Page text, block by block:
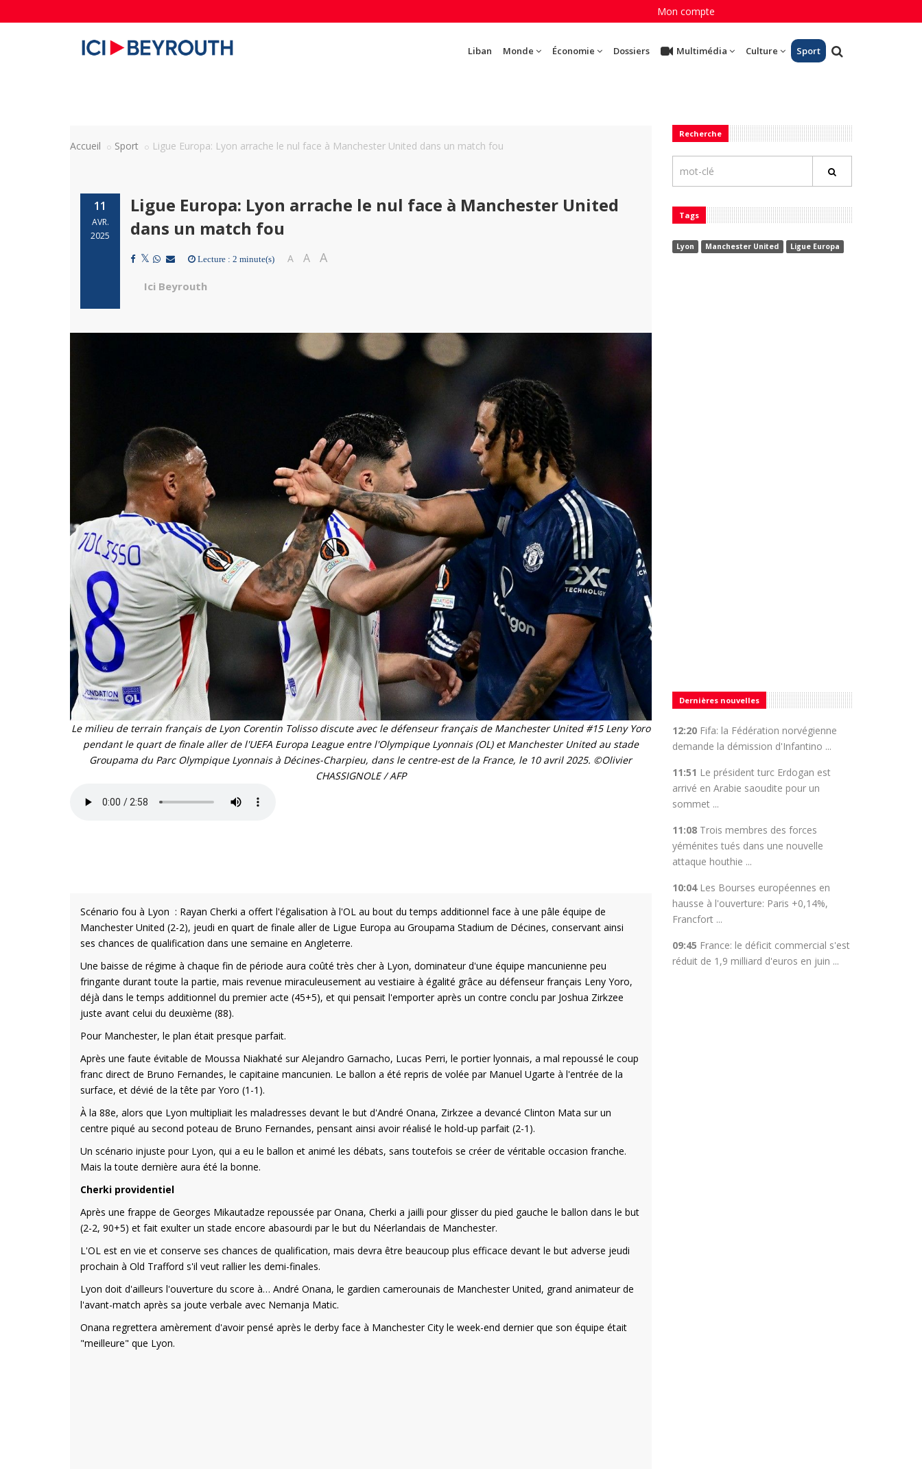
Mon compte
Liban Monde Économie Dossiers Multimédia Culture Sport
Accueil Sport Ligue Europa: Lyon arrache le nul face à Manchester United dans un match fou
11
AVR.
2025
Ligue Europa: Lyon arrache le nul face à Manchester United
dans un match fou
Lecture : 2 minute(s) A A A
Ici Beyrouth
Le milieu de terrain français de Lyon Corentin Tolisso discute avec le défenseur français de Manchester United #15 Leny Yoro
pendant le quart de finale aller de l'UEFA Europa League entre l'Olympique Lyonnais (OL) et Manchester United au stade
Groupama du Parc Olympique Lyonnais à Décines-Charpieu, dans le centre-est de la France, le 10 avril 2025. ©Olivier
CHASSIGNOLE / AFP
Scénario fou à Lyon : Rayan Cherki a offert l'égalisation à l'OL au bout du temps additionnel face à une pâle équipe de
Manchester United (2-2), jeudi en quart de finale aller de Ligue Europa au Groupama Stadium de Décines, conservant ainsi
ses chances de qualification dans une semaine en Angleterre.
Une baisse de régime à chaque fin de période aura coûté très cher à Lyon, dominateur d'une équipe mancunienne peu
fringante durant toute la partie, mais revenue miraculeusement au vestiaire à égalité grâce au défenseur français Leny Yoro,
déjà dans le temps additionnel du premier acte (45+5), et qui pensait l'emporter après un contre conclu par Joshua Zirkzee
juste avant celui du deuxième (88).
Pour Manchester, le plan était presque parfait.
Après une faute évitable de Moussa Niakhaté sur Alejandro Garnacho, Lucas Perri, le portier lyonnais, a mal repoussé le coup
franc direct de Bruno Fernandes, le capitaine mancunien. Le ballon a été repris de volée par Manuel Ugarte à l'entrée de la
surface, et dévié de la tête par Yoro (1-1).
À la 88e, alors que Lyon multipliait les maladresses devant le but d'André Onana, Zirkzee a devancé Clinton Mata sur un
centre piqué au second poteau de Bruno Fernandes, pensant ainsi avoir réalisé le hold-up parfait (2-1).
Un scénario injuste pour Lyon, qui a eu le ballon et animé les débats, sans toutefois se créer de véritable occasion franche.
Mais la toute dernière aura été la bonne.
Cherki providentiel
Après une frappe de Georges Mikautadze repoussée par Onana, Cherki a jailli pour glisser du pied gauche le ballon dans le but
(2-2, 90+5) et fait exulter un stade encore abasourdi par le but du Néerlandais de Manchester.
L'OL est en vie et conserve ses chances de qualification, mais devra être beaucoup plus efficace devant le but adverse jeudi
prochain à Old Trafford s'il veut rallier les demi-finales.
Lyon doit d'ailleurs l'ouverture du score à… André Onana, le gardien camerounais de Manchester United, grand animateur de
l'avant-match après sa joute verbale avec Nemanja Matic.
Onana regrettera amèrement d'avoir pensé après le derby face à Manchester City le week-end dernier que son équipe était
"meilleure" que Lyon.
Recherche
Tags
Lyon Manchester United Ligue Europa
Dernières nouvelles
12:20 Fifa: la Fédération norvégienne
demande la démission d'Infantino ...
11:51 Le président turc Erdogan est
arrivé en Arabie saoudite pour un
sommet ...
11:08 Trois membres des forces
yéménites tués dans une nouvelle
attaque houthie ...
10:04 Les Bourses européennes en
hausse à l'ouverture: Paris +0,14%,
Francfort ...
09:45 France: le déficit commercial s'est
réduit de 1,9 milliard d'euros en juin ...